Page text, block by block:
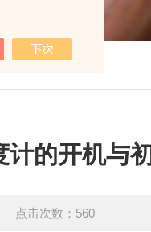
计的开机与
点击次数：560